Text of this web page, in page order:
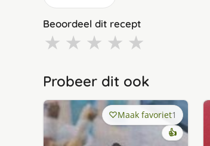
Beoordeel dit recept
★ ★ ★ ★ ★
Probeer dit ook
Maak favoriet1
👍